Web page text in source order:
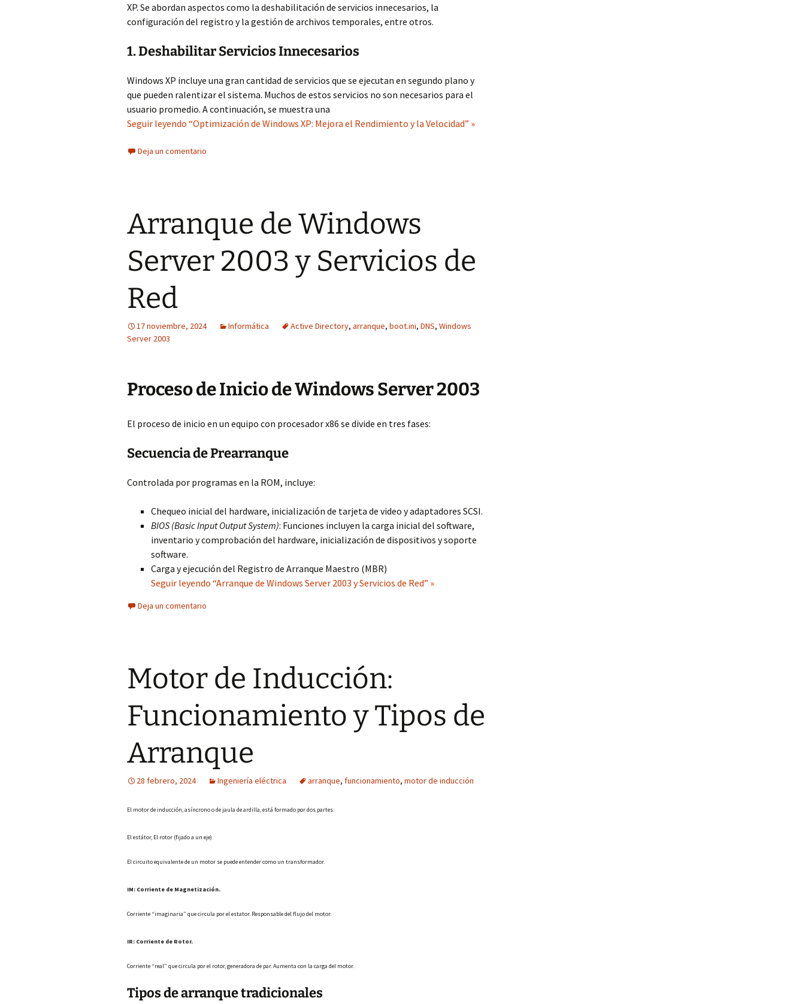
XP. Se abordan aspectos como la deshabilitación de servicios innecesarios, la
configuración del registro y la gestión de archivos temporales, entre otros.
1. Deshabilitar Servicios Innecesarios
Windows XP incluye una gran cantidad de servicios que se ejecutan en segundo plano y
que pueden ralentizar el sistema. Muchos de estos servicios no son necesarios para el
usuario promedio. A continuación, se muestra una
Seguir leyendo “Optimización de Windows XP: Mejora el Rendimiento y la Velocidad” »
Deja un comentario
Arranque de Windows
Server 2003 y Servicios de
Red
17 noviembre, 2024 Informática Active Directory, arranque, boot.ini, DNS, Windows
Server 2003
Proceso de Inicio de Windows Server 2003
El proceso de inicio en un equipo con procesador x86 se divide en tres fases:
Secuencia de Prearranque
Controlada por programas en la ROM, incluye:
Chequeo inicial del hardware, inicialización de tarjeta de video y adaptadores SCSI.
BIOS (Basic Input Output System): Funciones incluyen la carga inicial del software,
inventario y comprobación del hardware, inicialización de dispositivos y soporte
software.
Carga y ejecución del Registro de Arranque Maestro (MBR)
Seguir leyendo “Arranque de Windows Server 2003 y Servicios de Red” »
Deja un comentario
Motor de Inducción:
Funcionamiento y Tipos de
Arranque
28 febrero, 2024 Ingeniería eléctrica arranque, funcionamiento, motor de inducción
El motor de inducción, asíncrono o de jaula de ardilla, está formado por dos partes:
El estátor, El rotor (fijado a un eje).
El circuito equivalente de un motor se puede entender como un transformador.
IM: Corriente de Magnetización.
Corriente “imaginaria” que circula por el estator. Responsable del flujo del motor.
IR: Corriente de Rotor.
Corriente “real” que circula por el rotor, generadora de par. Aumenta con la carga del motor.
Tipos de arranque tradicionales